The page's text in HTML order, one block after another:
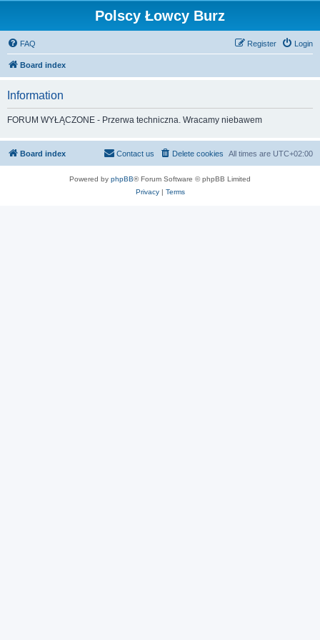
Polscy Łowcy Burz
FAQ Login
Register
Board index
Information
FORUM WYŁĄCZONE - Przerwa techniczna. Wracamy niebawem
Board index All times are UTC+02:00
Delete cookies
Contact us
Powered by phpBB® Forum Software © phpBB Limited
Privacy| Terms